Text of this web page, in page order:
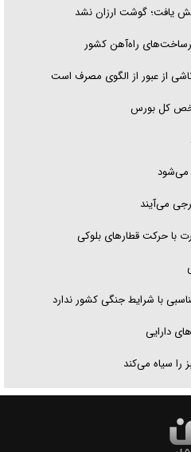
راه‌آهن کشور
از عبور از الگوی مصرف است
می‌شود
می‌آیند
با حرکت قطار‌های بلوکی
با شرایط جنگی کشور ندارد
دارایی
را سیاه می‌کند